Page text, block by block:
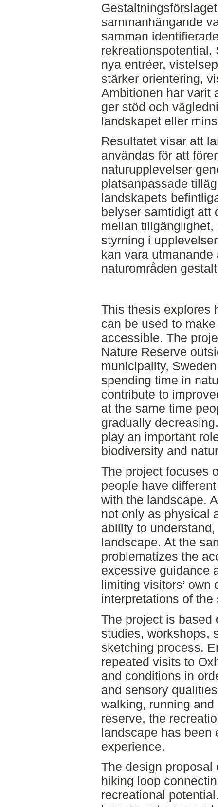
sammanhängande
samman
rekreationspotential.
nya entréer,
stärker orientering,
Ambitionen har varit
ger stöd och
landskapet eller
Resultatet visar att
användas för att
naturupplevelser
platsanpassade
landskapets
belyser samtidigt att
mellan
styrning i
kan vara
naturområden
This thesis explores
can be used to
accessible. The
Nature Reserve
municipality,
spending time in
contribute to
at the same time
gradually
play an important
biodiversity and
The project focuses
people have
with the landscape.
not only as physical
ability to
landscape. At the
problematizes the
excessive guidance
limiting visitors’ own
interpretations of the
The project is based
studies, workshops,
sketching process.
repeated visits to
and conditions in
and sensory
walking, running
reserve, the
landscape has been
experience.
The design
hiking loop
recreational